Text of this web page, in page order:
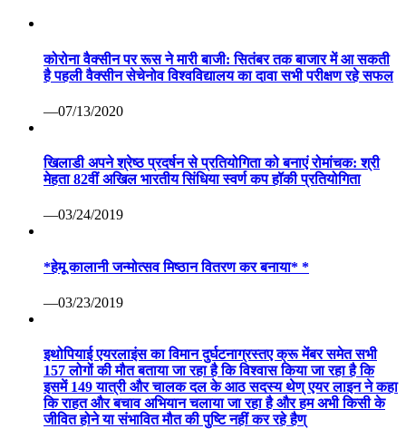
कोरोना वैक्सीन पर रूस ने मारी बाजी: सितंबर तक बाजार में आ सकती
है पहली वैक्सीन सेचेनोव विश्वविद्यालय का दावा सभी परीक्षण रहे सफल
—07/13/2020
खिलाडी अपने श्रेष्ठ प्रदर्षन से प्रतियोगिता को बनाएं रोमांचक: श्री
मेहता 82वीं अखिल भारतीय सिंधिया स्वर्ण कप हॉकी प्रतियोगिता
—03/24/2019
*हेमू कालानी जन्मोत्सव मिष्ठान वितरण कर बनाया* *
—03/23/2019
इथोपियाई एयरलाइंस का विमान दुर्घटनाग्रस्तए क्रू मेंबर समेत सभी
157 लोगों की मौत बताया जा रहा है कि विश्वास किया जा रहा है कि
इसमें 149 यात्री और चालक दल के आठ सदस्य थेण् एयर लाइन ने कहा
कि राहत और बचाव अभियान चलाया जा रहा है और हम अभी किसी के
जीवित होने या संभावित मौत की पुष्टि नहीं कर रहे हैण्